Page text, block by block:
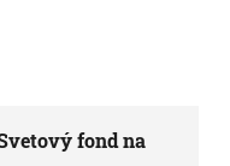
fond na